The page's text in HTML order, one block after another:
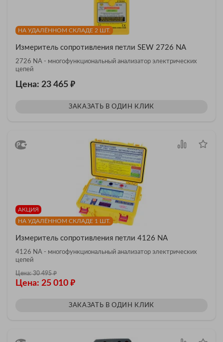
НА УДАЛЁННОМ СКЛАДЕ 2 ШТ.
Измеритель сопротивления петли SEW 2726 NA
2726 NA - многофункциональный анализатор электрических
цепей
Цена: 23 465 ₽
ЗАКАЗАТЬ В ОДИН КЛИК
АКЦИЯ
НА УДАЛЁННОМ СКЛАДЕ 1 ШТ.
Измеритель сопротивления петли 4126 NA
4126 NA - многофункциональный анализатор электрических
цепей
Цена: 30 495₽
Цена: 25 010 ₽
ЗАКАЗАТЬ В ОДИН КЛИК